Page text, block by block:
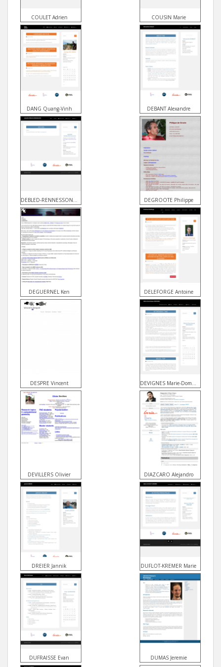
COULET Adrien COUSIN Marie
DANG Quang-Vinh DEBANT Alexandre
DEBLED-RENNESSON Isabelle DEGROOTE Philippe
DEGUERNEL Ken DELEFORGE Antoine
DESPRE Vincent DEVIGNES Marie-Dominique
DEVILLERS Olivier DIAZCARO Alejandro
DREIER Jannik DUFLOT-KREMER Marie
DUFRAISSE Evan DUMAS Jeremie